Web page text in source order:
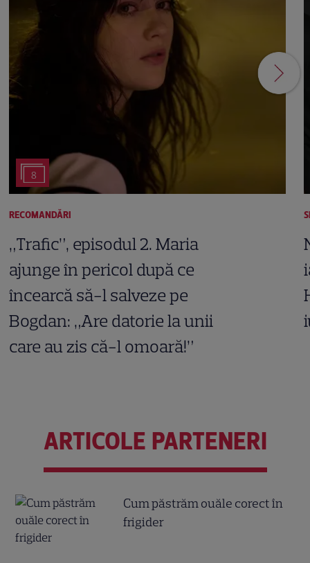
8
RECOMANDĂRI
„Trafic”, episodul 2. Maria
ajunge în pericol după ce
încearcă să-l salveze pe
Bogdan: „Are datorie la unii
care au zis că-l omoară!”
ARTICOLE PARTENERI
Cum păstrăm ouăle corect în
frigider